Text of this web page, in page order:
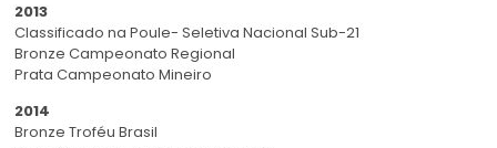
2013
Classificado na Poule- Seletiva Nacional Sub-21
Bronze Campeonato Regional
Prata Campeonato Mineiro
2014
Bronze Troféu Brasil